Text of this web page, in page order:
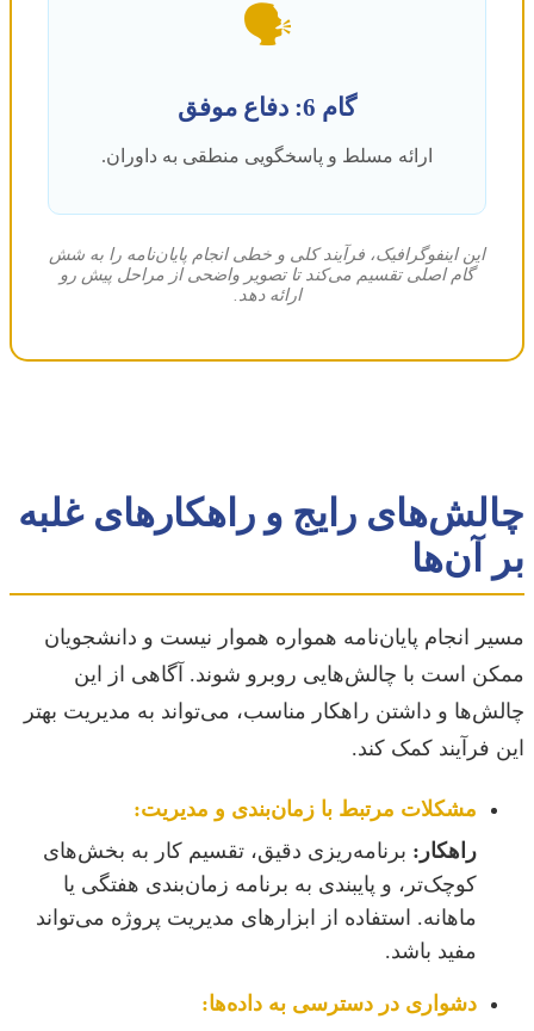
🗣️
گام 6: دفاع موفق
ارائه مسلط و پاسخگویی منطقی به داوران.
این اینفوگرافیک، فرآیند کلی و خطی انجام پایان‌نامه را به شش
گام اصلی تقسیم می‌کند تا تصویر واضحی از مراحل پیش رو
ارائه دهد.
چالش‌های رایج و راهکارهای غلبه
بر آن‌ها
مسیر انجام پایان‌نامه همواره هموار نیست و دانشجویان
ممکن است با چالش‌هایی روبرو شوند. آگاهی از این
چالش‌ها و داشتن راهکار مناسب، می‌تواند به مدیریت بهتر
این فرآیند کمک کند.
مشکلات مرتبط با زمان‌بندی و مدیریت:
راهکار: برنامه‌ریزی دقیق، تقسیم کار به بخش‌های
کوچک‌تر، و پایبندی به برنامه زمان‌بندی هفتگی یا
ماهانه. استفاده از ابزارهای مدیریت پروژه می‌تواند
مفید باشد.
دشواری در دسترسی به داده‌ها: